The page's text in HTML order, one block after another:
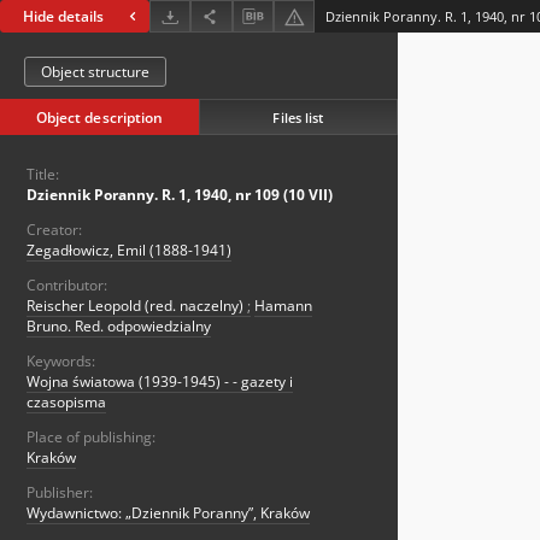
Hide details Dziennik Poranny. R. 1, 1940, nr
Object structure
Object description Files list
Title:
Dziennik Poranny. R. 1, 1940, nr 109 (10 VII)
Creator:
Zegadłowicz, Emil (1888-1941)
Contributor:
Reischer Leopold (red. naczelny) ; Hamann
Bruno. Red. odpowiedzialny
Keywords:
Wojna światowa (1939-1945) - - gazety i
czasopisma
Place of publishing:
Kraków
Publisher:
Wydawnictwo: „Dziennik Poranny”, Kraków